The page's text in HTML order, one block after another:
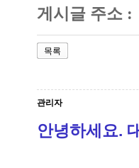
게시글 주소 :
목록
관리자
안녕하세요.